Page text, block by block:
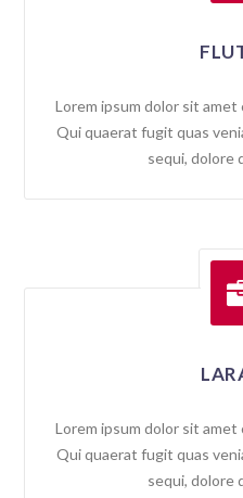
Lorem ipsum dolor sit
Qui quaerat fugit quas
sequi, dolore
Lorem ipsum dolor sit
Qui quaerat fugit quas
sequi, dolore